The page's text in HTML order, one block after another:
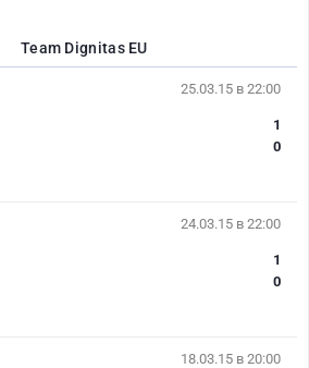
Team Dignitas EU
25.03.15 в 22:00
1
0
24.03.15 в 22:00
1
0
18.03.15 в 20:00